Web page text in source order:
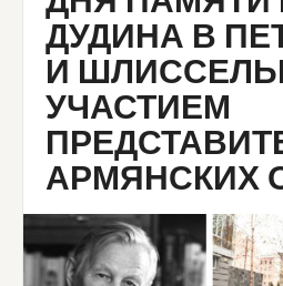
ДУДИНА В
И
УЧАСТИЕМ
АРМЯНСКИХ